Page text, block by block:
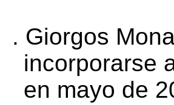
. Giorgos
incorporarse
en mayo de